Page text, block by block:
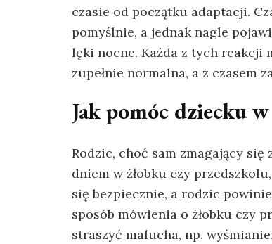
czasie od początku adaptacji.
pomyślnie, a jednak nagle
lęki nocne. Każda z tych reakcji
zupełnie normalna, a z czasem
Jak pomóc dziecku
Rodzic, choć sam zmagający
dniem w żłobku czy
się bezpiecznie, a rodzic
sposób mówienia o żłobku czy
straszyć malucha, np.